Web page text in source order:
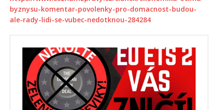
byznysu-komentar-povolenky-pro-domacnost-budou-
ale-rady-lidi-se-vubec-nedotknou-284284